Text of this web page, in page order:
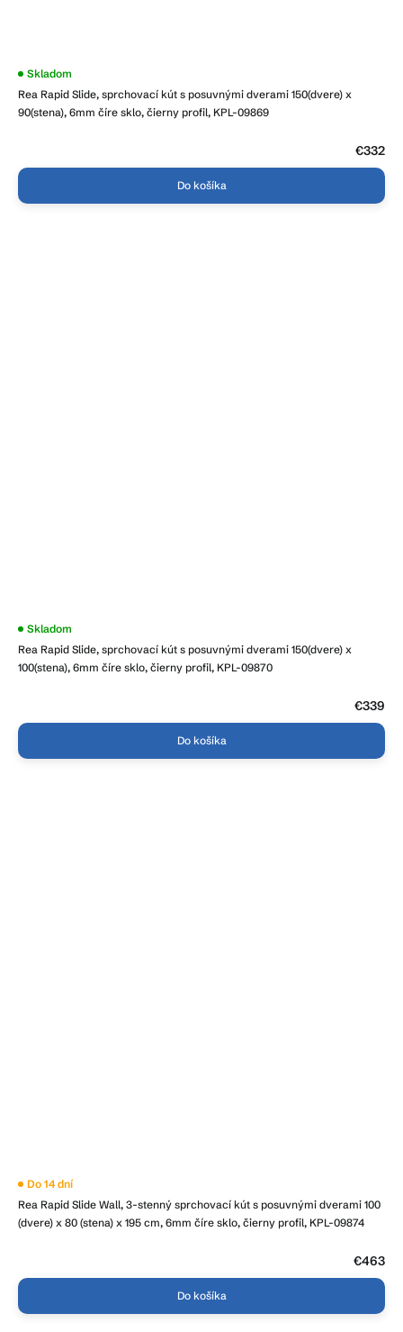
Rea Rapid Slide, sprchovací kút s posuvnými dverami 150(dvere) x
90(stena), 6mm číre sklo, čierny profil, KPL-09869
Skladom
€332
Do košíka
Rea Rapid Slide, sprchovací kút s posuvnými dverami 150(dvere) x
100(stena), 6mm číre sklo, čierny profil, KPL-09870
Skladom
€339
Do košíka
Rea Rapid Slide Wall, 3-stenný sprchovací kút s posuvnými dverami 100
(dvere) x 80 (stena) x 195 cm, 6mm číre sklo, čierny profil, KPL-09874
Do 14 dní
€463
Do košíka